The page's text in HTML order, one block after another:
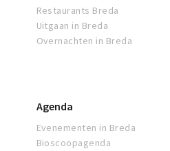
Restaurants Breda
Uitgaan in Breda
Overnachten in Breda
Agenda
Evenementen in Breda
Bioscoopagenda